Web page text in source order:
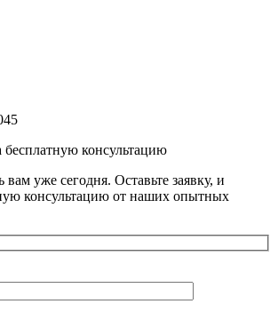
бесплатную консультацию
уже сегодня. Оставьте заявку, и
консультацию от наших опытных